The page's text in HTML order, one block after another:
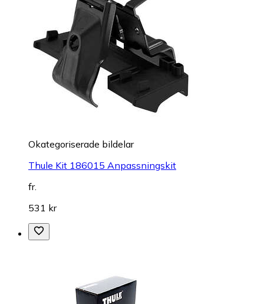
Okategoriserade bildelar
Thule Kit 186015 Anpassningskit
fr.
531 kr